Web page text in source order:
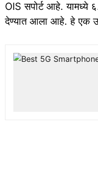
OIS सपोर्ट आहे. यामध्ये
देण्यात आला आहे. हे एक